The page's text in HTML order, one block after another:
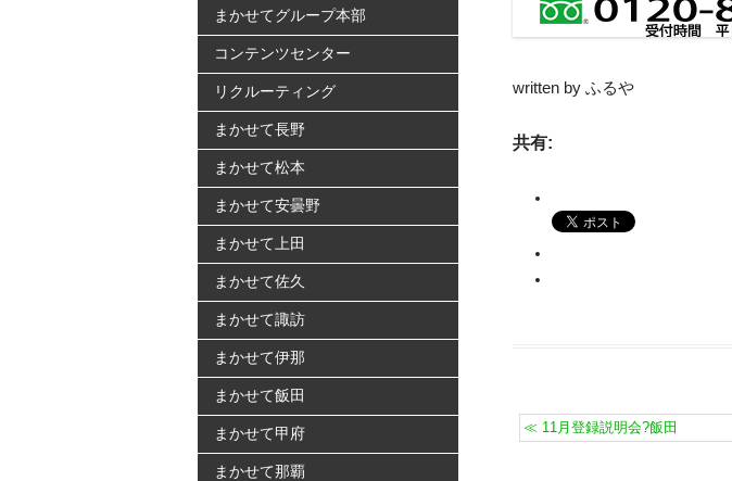
written by ふるや
共有:
≪ 11月登録説明会?飯田
まかせてグループ本部
コンテンツセンター
リクルーティング
まかせて長野
まかせて松本
まかせて安曇野
まかせて上田
まかせて佐久
まかせて諏訪
まかせて伊那
まかせて飯田
まかせて甲府
まかせて那覇